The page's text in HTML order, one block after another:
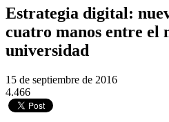
Estrategia digital:
cuatro manos entre el
universidad
15 de septiembre de 2016
4.466